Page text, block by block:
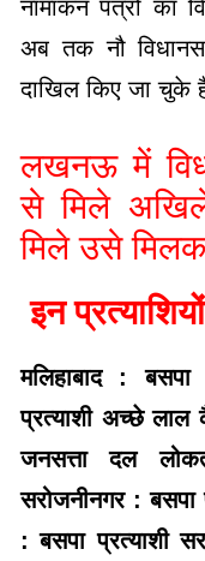
नामांकन पत्रों का
अब तक नौ
दाखिल किए जा चुके
लखनऊ में
से मिले
मिले उसे
इन
मलिहाबाद :
प्रत्याशी अच्‍छे लाल
जनसत्ता दल
सरोजनीनगर :
: बसपा प्रत्याशी